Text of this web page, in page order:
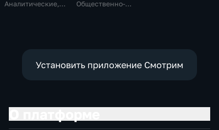
Аналитические,
Общественно-
Установить приложение Смотрим